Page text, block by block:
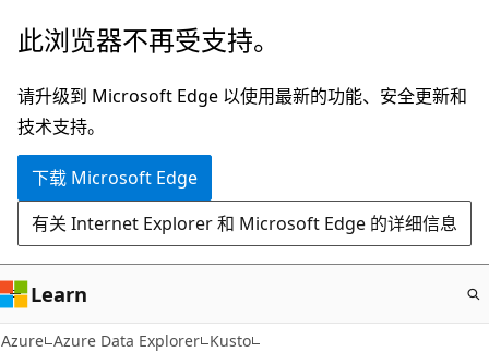
跳
主
要
内
此浏览器不再受支持。
请升级到 Microsoft Edge 以使用最新的功能、安全更新和
技术支持。
下载 Microsoft Edge
有关 Internet Explorer 和 Microsoft Edge 的详细信息
Learn
Azure Azure Data Explorer Kusto